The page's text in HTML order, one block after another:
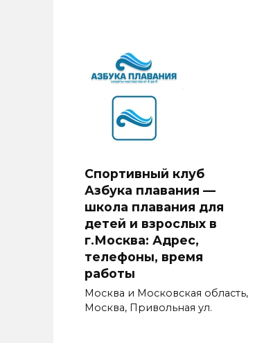
Спортивный клуб
Азбука плавания —
школа плавания для
детей и взрослых в
г.Москва: Адрес,
телефоны, время
работы
Москва и Московская область,
Москва, Привольная ул.